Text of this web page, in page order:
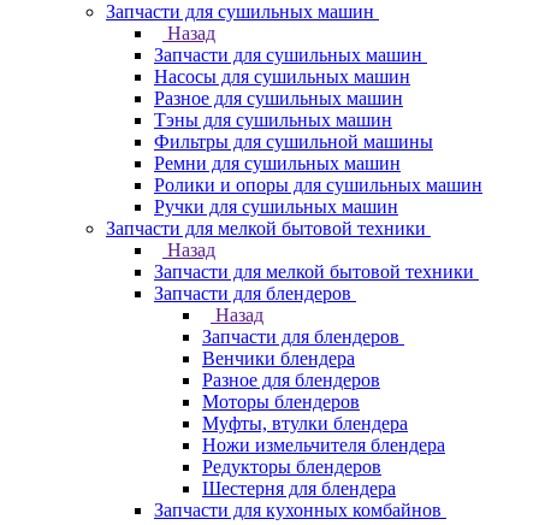
Запчасти для сушильных машин
Назад
Запчасти для сушильных машин
Насосы для сушильных машин
Разное для сушильных машин
Тэны для сушильных машин
Фильтры для сушильной машины
Ремни для сушильных машин
Ролики и опоры для сушильных машин
Ручки для сушильных машин
Запчасти для мелкой бытовой техники
Назад
Запчасти для мелкой бытовой техники
Запчасти для блендеров
Назад
Запчасти для блендеров
Венчики блендера
Разное для блендеров
Моторы блендеров
Муфты, втулки блендера
Ножи измельчителя блендера
Редукторы блендеров
Шестерня для блендера
Запчасти для кухонных комбайнов